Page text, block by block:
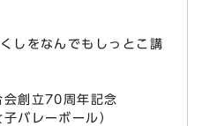
をなんでもしっとこ講
創立70周年記念
レーボール）